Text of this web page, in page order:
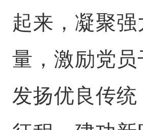
起来，凝聚强
量，激励党员
发扬优良传